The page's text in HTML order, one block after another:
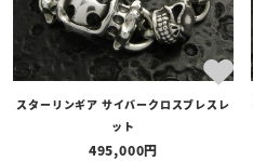
スターリンギア サイバークロスブレスレ
ット
495,000